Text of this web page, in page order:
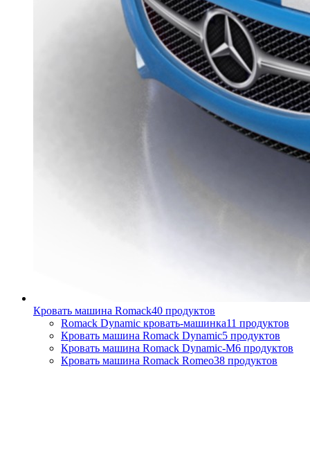
Кровать машина Romack40 продуктов
Romack Dynamic кровать-машинка11 продуктов
Кровать машина Romack Dynamic5 продуктов
Кровать машина Romack Dynamic-M6 продуктов
Кровать машина Romack Romeo38 продуктов